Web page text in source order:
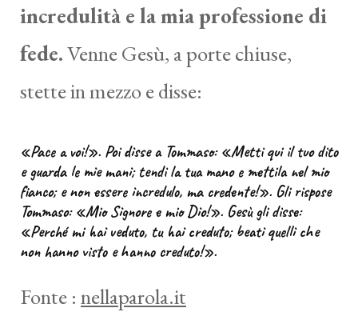
incredulità e la mia professione di
fede.Venne Gesù, a porte chiuse,
stette in mezzo e disse:
«Pace a voi!». Poi disse a Tommaso: «Metti qui il tuo dito
e guarda le mie mani; tendi la tua mano e mettila nel mio
fianco; e non essere incredulo, ma credente!». Gli rispose
Tommaso: «Mio Signore e mio Dio!». Gesù gli disse:
«Perché mi hai veduto, tu hai creduto; beati quelli che
non hanno visto e hanno creduto!».
Fonte : nellaparola.it